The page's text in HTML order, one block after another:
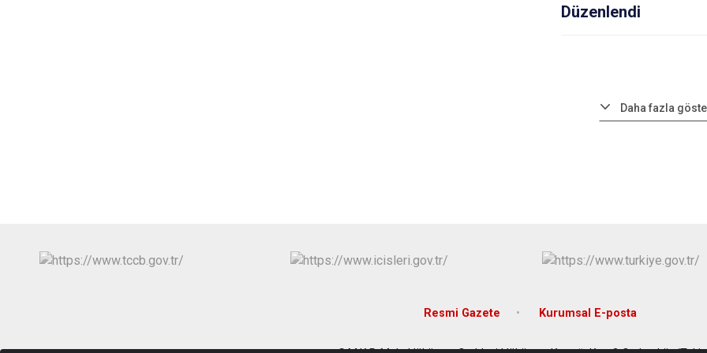
Düzenlendi
Daha fazla
Resmi Gazete Kurumsal E-posta